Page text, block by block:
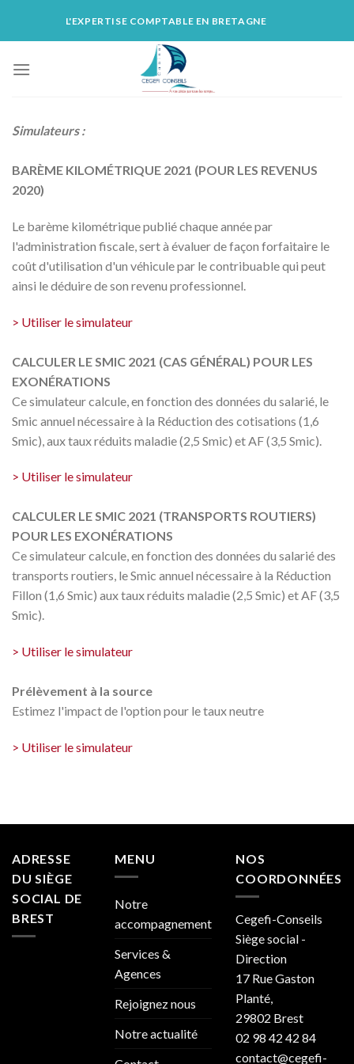
L'EXPERTISE COMPTABLE EN BRETAGNE
Simulateurs :
BARÈME KILOMÉTRIQUE 2021 (POUR LES REVENUS
2020)
Le barème kilométrique publié chaque année par
l'administration fiscale, sert à évaluer de façon forfaitaire le
coût d'utilisation d'un véhicule par le contribuable qui peut
ainsi le déduire de son revenu professionnel.
> Utiliser le simulateur
CALCULER LE SMIC 2021 (CAS GÉNÉRAL) POUR LES
EXONÉRATIONS
Ce simulateur calcule, en fonction des données du salarié, le
Smic annuel nécessaire à la Réduction des cotisations (1,6
Smic), aux taux réduits maladie (2,5 Smic) et AF (3,5 Smic).
> Utiliser le simulateur
CALCULER LE SMIC 2021 (TRANSPORTS ROUTIERS)
POUR LES EXONÉRATIONS
Ce simulateur calcule, en fonction des données du salarié des
transports routiers, le Smic annuel nécessaire à la Réduction
Fillon (1,6 Smic) aux taux réduits maladie (2,5 Smic) et AF (3,5
Smic).
> Utiliser le simulateur
Prélèvement à la source
Estimez l'impact de l'option pour le taux neutre
> Utiliser le simulateur
ADRESSE
DU SIÈGE
SOCIAL DE
BREST
MENU
Notre
accompagnement
Services &
Agences
Rejoignez nous
Notre actualité
NOS
COORDONNÉES
Cegefi-Conseils
Siège social -
Direction
17 Rue Gaston
Planté,
29802 Brest
02 98 42 42 84
contact@cegefi-